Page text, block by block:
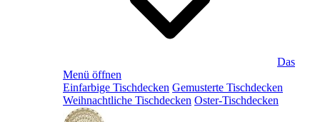
Das
Menü öffnen
Einfarbige Tischdecken Gemusterte Tischdecken
Weihnachtliche Tischdecken Oster-Tischdecken